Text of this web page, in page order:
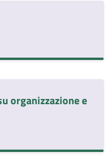
organizzazione e